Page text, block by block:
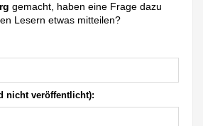
gemacht, haben eine Frage dazu
Lesern etwas mitteilen?
nicht veröffentlicht):